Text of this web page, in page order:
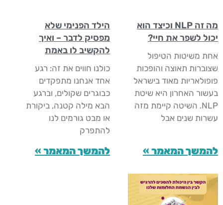
מה זה NLP וכיצד הוא
יכול לשפר את חיי?
אחת משיטות הטיפול
שצוברות תאוצה והופכות
פופולאריות מאוד בישראל
בעשור האחרון היא שיטת
NLP. השיטה קיימת מזה
עשרות שנים אבל
להמשך המאמר »
הילד הפנימי שלא
מפסיק לדבר – ואיך
להקשיב לו באמת
כולנו חווים את זה: רגע
אחד אנחנו מתפקדים
כבוגרים שקולים, וברגע
הבא מילה קטנה, ביקורת
או מבט גורמים לנו
להתפרק
להמשך המאמר »